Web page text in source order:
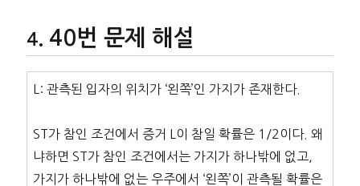
40번 문제 해설
L: 관측된 입자의 위치가 ‘왼쪽’인 가지가 존재한다.
ST가 참인 조건에서 증거 L이 참일 확률은 1/2이다. 왜
냐하면 ST가 참인 조건에서는 가지가 하나밖에 없고,
가지가 하나밖에 없는 우주에서 ‘왼쪽’이 관측될 확률은